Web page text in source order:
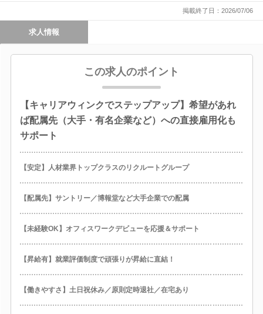
掲載終了日：2026/07/06
求人情報
この求人のポイント
【キャリアウィンクでステップアップ】希望があれ
ば配属先（大手・有名企業など）への直接雇用化も
サポート
【安定】人材業界トップクラスのリクルートグループ
【配属先】サントリー／博報堂など大手企業での配属
【未経験OK】オフィスワークデビューを応援＆サポート
【昇給有】就業評価制度で頑張りが昇給に直結！
【働きやすさ】土日祝休み／原則定時退社／在宅あり